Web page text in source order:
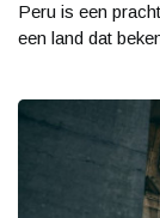
Peru is een
een land dat